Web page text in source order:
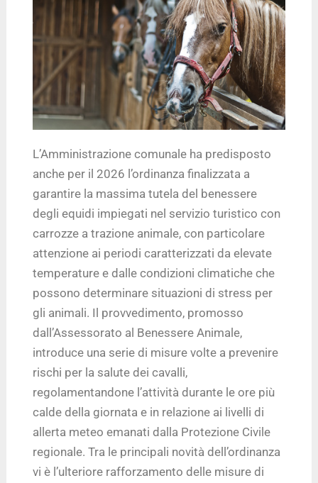
L’Amministrazione comunale ha predisposto
anche per il 2026 l’ordinanza finalizzata a
garantire la massima tutela del benessere
degli equidi impiegati nel servizio turistico con
carrozze a trazione animale, con particolare
attenzione ai periodi caratterizzati da elevate
temperature e dalle condizioni climatiche che
possono determinare situazioni di stress per
gli animali. Il provvedimento, promosso
dall’Assessorato al Benessere Animale,
introduce una serie di misure volte a prevenire
rischi per la salute dei cavalli,
regolamentandone l’attività durante le ore più
calde della giornata e in relazione ai livelli di
allerta meteo emanati dalla Protezione Civile
regionale. Tra le principali novità dell’ordinanza
vi è l’ulteriore rafforzamento delle misure di